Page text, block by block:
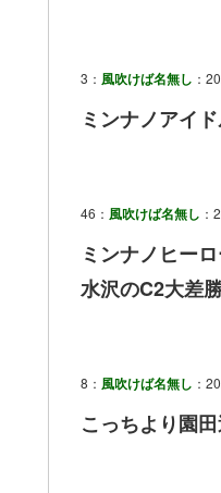
3： 風吹けば名無し ：
ミンナノアイ
46： 風吹けば名無し
ミンナノヒー
水沢のC2大差
8： 風吹けば名無し ：
こっちより園